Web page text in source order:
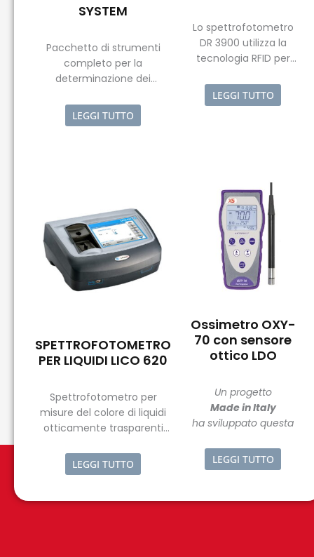
SYSTEM
Pacchetto di strumenti
completo per la
determinazione dei
relativi alla qualità dell’uovo
con trasferimento a PC
LEGGI TUTTO
Lo spettrofotometro
DR 3900 utilizza la
tecnologia RFID per
collegamento efficace
tra l’operatore che
LEGGI TUTTO
SPETTROFOTOMETRO
PER LIQUIDI LICO 620
Spettrofotometro per
misure del colore di liquidi
otticamente trasparenti
di riferimento.
LEGGI TUTTO
Ossimetro OXY-
70 con sensore
ottico LDO
Un progetto
Made in Italy
ha sviluppato questa
strumenti portatili
trovando il giusto mix
semplicità di uso e
LEGGI TUTTO